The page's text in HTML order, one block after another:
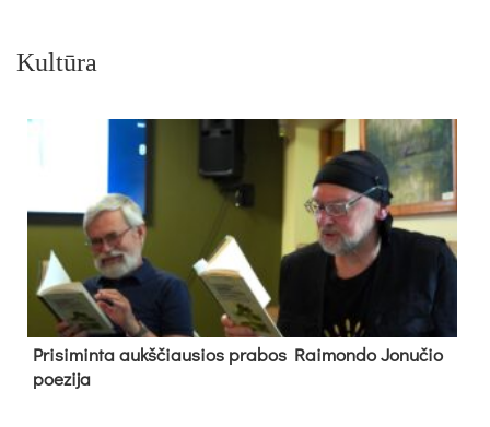
Kultūra
Pri­si­min­ta aukš­čiau­sios pra­bos Rai­mon­do Jo­nu­čio
poe­zi­ja